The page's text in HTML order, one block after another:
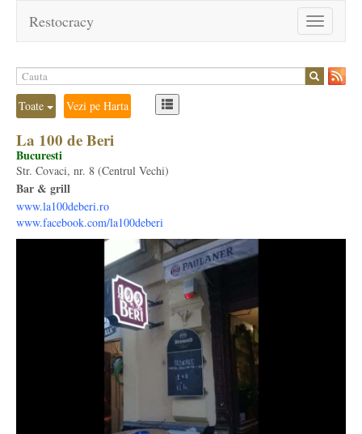
Toggle
navigation
Restocracy
Toate Vezi pe Harta
La 100 de Beri
Bucuresti
Str. Covaci, nr. 8 (Centrul Vechi)
Bar & grill
www.la100deberi.ro
www.facebook.com/la100deberi